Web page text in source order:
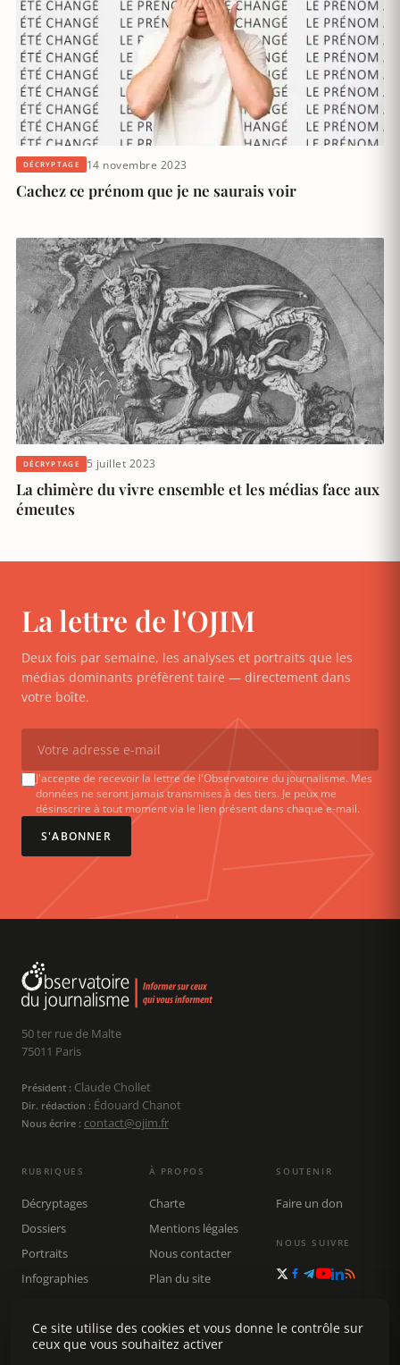
DÉCRYPTAGE 14 novembre 2023
Cachez ce prénom que je ne saurais voir
DÉCRYPTAGE 5 juillet 2023
La chimère du vivre ensemble et les médias face aux
émeutes
La lettre de l'OJIM
Deux fois par semaine, les analyses et portraits que les
médias dominants préfèrent taire — directement dans
votre boîte.
J'accepte de recevoir la lettre de l'Observatoire du journalisme. Mes
données ne seront jamais transmises à des tiers. Je peux me
désinscrire à tout moment via le lien présent dans chaque e-mail.
S'ABONNER
50 ter rue de Malte
75011 Paris
Président : Claude Chollet
Dir. rédaction : Édouard Chanot
Nous écrire : contact@ojim.fr
RUBRIQUES
Décryptages
Dossiers
Portraits
Infographies
Rechercher
À PROPOS
Charte
Mentions légales
Nous contacter
Plan du site
SOUTENIR
Faire un don
NOUS SUIVRE
Ce site utilise des cookies et vous donne le contrôle sur
ceux que vous souhaitez activer